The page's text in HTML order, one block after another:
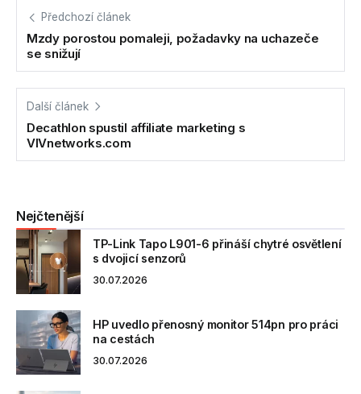
Předchozí článek
Mzdy porostou pomaleji, požadavky na uchazeče
se snižují
Další článek
Decathlon spustil affiliate marketing s
VIVnetworks.com
Nejčtenější
TP-Link Tapo L901-6 přináší chytré osvětlení
s dvojicí senzorů
30.07.2026
HP uvedlo přenosný monitor 514pn pro práci
na cestách
30.07.2026